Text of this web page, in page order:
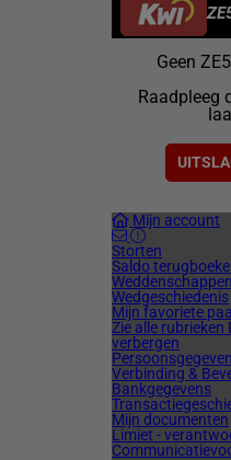
Geen
Raadpleeg
Mijn account
Storten
Saldo
Weddenschappen
Wedgeschiedenis
Mijn favoriete
Zie alle rubrieken
verbergen
Verbinding &
Bankgegevens
Mijn documenten
Limiet -